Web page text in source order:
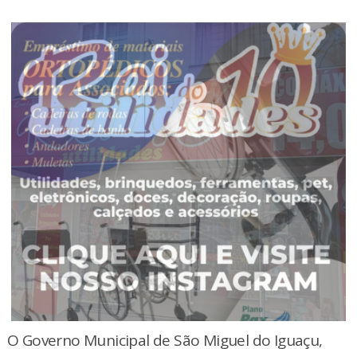
O Governo Municipal de São Miguel do Iguaçu,